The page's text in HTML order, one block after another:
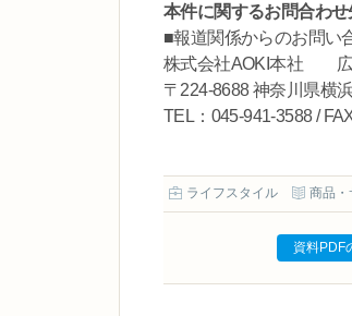
本件に関するお問合わせ
■報道関係からのお問い
株式会社AOKI本社 広
〒224-8688 神奈川県横
TEL：045-941-3588 /
ライフスタイル 商品・
資料PDF